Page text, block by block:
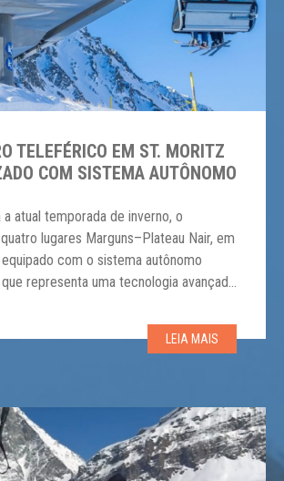
TELEFÉRICO EM ST. MORITZ
COM SISTEMA AUTÔNOMO
atual temporada de inverno, o
lugares Marguns–Plateau Nair, em
com o sistema autônomo
que representa uma tecnologia avançada
e segura. Esse sistema
capacidades de diagnóstico,LEIA MAIS